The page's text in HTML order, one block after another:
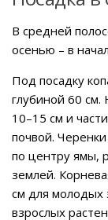
В средней
осенью – в
Под посадку
глубиной 60
10–15 см и
почвой.
по центру ямы,
землей.
см для молодых
взрослых